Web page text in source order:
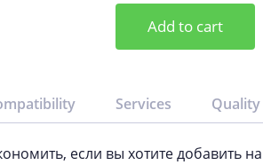
Add to cart
Services
если вы хотите добавить